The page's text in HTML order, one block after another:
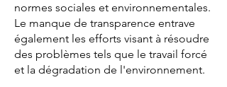
normes sociales et environnementales.
Le manque de transparence entrave
également les efforts visant à résoudre
des problèmes tels que le travail forcé
et la dégradation de l'environnement.